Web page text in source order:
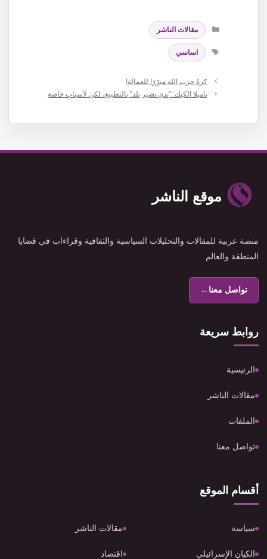
التصنيفات
مقالات الناشر
الوسوم
اساسي
كرهُ حزب الله مبرّرًا للعمالة!
باميلا الكيك: “بدي نصير بلد” بالتطبيع، لكن لأسبابٍ خاصة
موقع الناشر
منصة عربية للمقالات والتحليلات السياسية والثقافية وقراءات في قضايا
المنطقة والعالم
تواصل معنا←
روابط سريعة
الرئيسية
مقالات الناشر
الملفات
تواصل معنا
أقسام الموقع
سياسة مقالات الناشر
الكيان الإسرائيلي اقتصاد